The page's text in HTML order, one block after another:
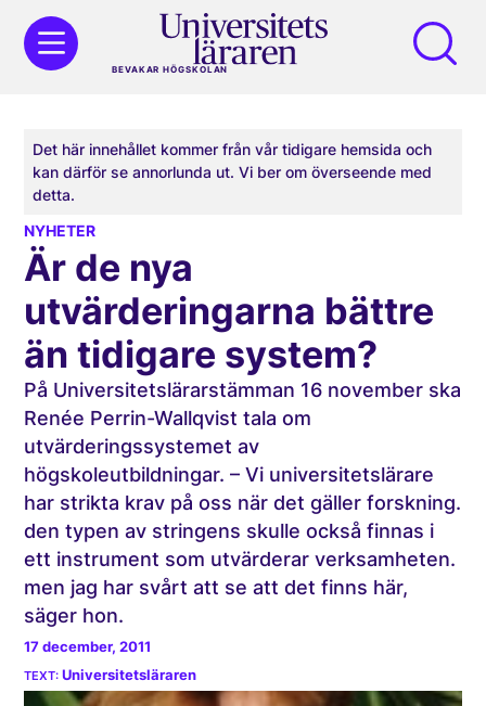
BEVAKAR HÖGSKOLAN
Det här innehållet kommer från vår tidigare hemsida och
kan därför se annorlunda ut. Vi ber om överseende med
detta.
NYHETER
Är de nya
utvärderingarna bättre
än tidigare system?
På Universitetslärarstämman 16 november ska
Renée Perrin-Wallqvist tala om
utvärderingssystemet av
högskoleutbildningar. – Vi universitetslärare
har strikta krav på oss när det gäller forskning.
den typen av stringens skulle också finnas i
ett instrument som utvärderar verksamheten.
men jag har svårt att se att det finns här,
säger hon.
17 december, 2011
Universitetsläraren